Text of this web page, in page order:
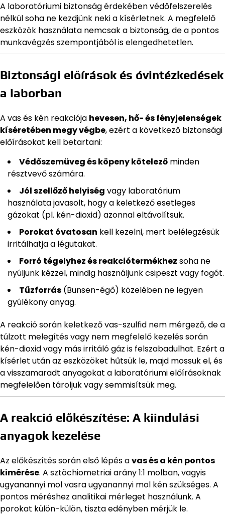
A laboratóriumi biztonság érdekében védőfelszerelés
nélkül soha ne kezdjünk neki a kísérletnek. A megfelelő
eszközök használata nemcsak a biztonság, de a pontos
munkavégzés szempontjából is elengedhetetlen.
Biztonsági előírások és óvintézkedések
a laborban
A vas és kén reakciója hevesen, hő- és fényjelenségek
kíséretében megy végbe, ezért a következő biztonsági
előírásokat kell betartani:
Védőszemüveg és köpeny kötelező minden
résztvevő számára.
Jól szellőző helyiség vagy laboratórium
használata javasolt, hogy a keletkező esetleges
gázokat (pl. kén-dioxid) azonnal eltávolítsuk.
Porokat óvatosan kell kezelni, mert belélegzésük
irritálhatja a légutakat.
Forró tégelyhez és reakciótermékhez soha ne
nyúljunk kézzel, mindig használjunk csipeszt vagy fogót.
Tűzforrás (Bunsen-égő) közelében ne legyen
gyúlékony anyag.
A reakció során keletkező vas-szulfid nem mérgező, de a
túlzott melegítés vagy nem megfelelő kezelés során
kén-dioxid vagy más irritáló gáz is felszabadulhat. Ezért a
kísérlet után az eszközöket hűtsük le, majd mossuk el, és
a visszamaradt anyagokat a laboratóriumi előírásoknak
megfelelően tároljuk vagy semmisítsük meg.
A reakció előkészítése: A kiindulási
anyagok kezelése
Az előkészítés során első lépés avas és a kén pontos
kimérése. A sztöchiometriai arány 1:1 molban, vagyis
ugyanannyi mol vasra ugyanannyi mol kén szükséges. A
pontos méréshez analitikai mérleget használunk. A
porokat külön-külön, tiszta edényben mérjük le.